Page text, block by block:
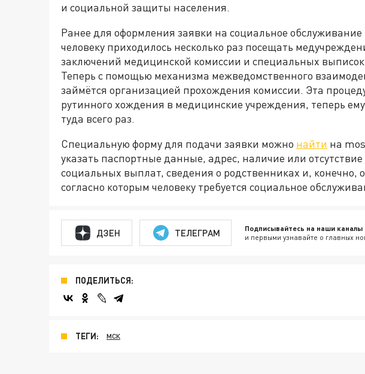
и социальной защиты населения.
Ранее для оформления заявки на социальное
человеку приходилось несколько раз посещать
заключений медицинской комиссии и специальных
Теперь с помощью механизма межведомственного
займётся организацией прохождения комиссии. Эта
рутинного хождения в медицинские учреждения, теперь
туда всего раз.
Специальную форму для подачи заявки можно найти на
указать паспортные данные, адрес, наличие или
социальных выплат, сведения о родственниках и, конечно,
согласно которым человеку требуется социальное
ДЗЕН ТЕЛЕГРАМ Подписывайтесь на наши каналы
и первыми узнавайте о главных
ПОДЕЛИТЬСЯ:
ТЕГИ: МСК